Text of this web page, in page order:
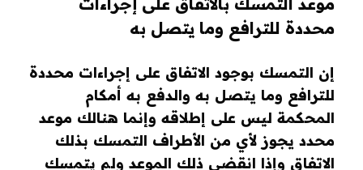
محددة للترافع وما يتصل به
إن التمسك بوجود الاتفاق على إجراءات محددة
للترافع وما يتصل به والدفع به أمكام
المحكمة ليس على إطلاقه وإنما هنالك موعد
محدد يجوز لأي من الأطراف التمسك بذلك
الاتفاق وإذا انقضى ذلك الموعد ولم يتمسك